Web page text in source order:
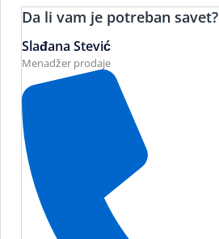
Da li vam je potreban savet?
Slađana Stević
Menadžer prodaje